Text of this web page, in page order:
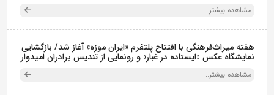
مشاهده بیشتر..
هفته میراث‌فرهنگی با افتتاح پلتفرم «ایران موزه» آغاز شد/ بازگشایی
نمایشگاه عکس «ایستاده در غبار» و رونمایی از تندیس برادران امیدوار
مشاهده بیشتر..